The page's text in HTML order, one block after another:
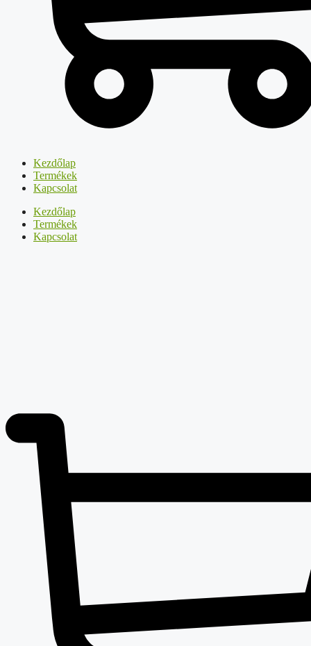
Kezdőlap
Termékek
Kapcsolat
Kezdőlap
Termékek
Kapcsolat